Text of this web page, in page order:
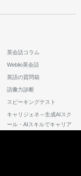
英会話コラム
Weblio英会話
英語の質問箱
語彙力診断
スピーキングテスト
キャリジェネ～生成AIスク
ール・AIスキルでキャリア